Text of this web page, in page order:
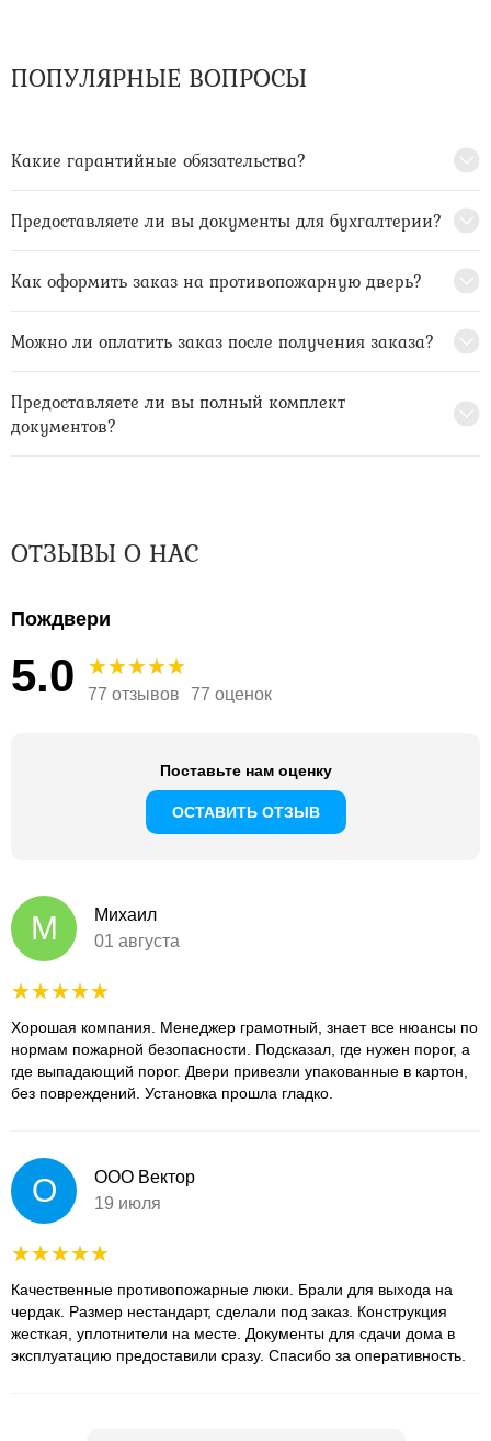
ПОПУЛЯРНЫЕ ВОПРОСЫ
Какие гарантийные обязательства?
Предоставляете ли вы документы для бухгалтерии?
Как оформить заказ на противопожарную дверь?
Можно ли оплатить заказ после получения заказа?
Предоставляете ли вы полный комплект
документов?
ОТЗЫВЫ О НАС
Пождвери
5.0 77 отзывов 77 оценок
Поставьте нам оценку
ОСТАВИТЬ ОТЗЫВ
М
Михаил
01 августа
Хорошая компания. Менеджер грамотный, знает все нюансы по
нормам пожарной безопасности. Подсказал, где нужен порог, а
где выпадающий порог. Двери привезли упакованные в картон,
без повреждений. Установка прошла гладко.
О
ООО Вектор
19 июля
Качественные противопожарные люки. Брали для выхода на
чердак. Размер нестандарт, сделали под заказ. Конструкция
жесткая, уплотнители на месте. Документы для сдачи дома в
эксплуатацию предоставили сразу. Спасибо за оперативность.